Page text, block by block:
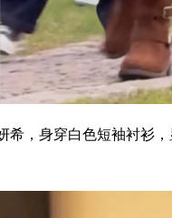
希，身穿白色短袖衬衫